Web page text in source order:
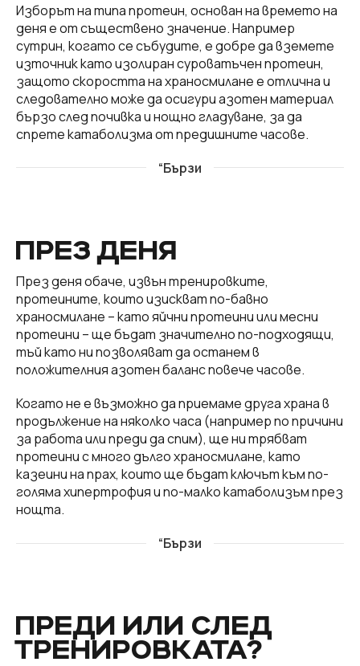
Изборът на типа протеин, основан на времето на
деня е от съществено значение. Например
сутрин, когато се събудите, е добре да вземете
източник като изолиран суроватъчен протеин,
защото скоростта на храносмилане е отлична и
следователно може да осигури азотен материал
бързо след почивка и нощно гладуване, за да
спрете катаболизма от предишните часове.
“Бързи
ПРЕЗ ДЕНЯ
През деня обаче, извън тренировките,
протеините, които изискват по-бавно
храносмилане – като яйчни протеини или месни
протеини – ще бъдат значително по-подходящи,
тъй като ни позволяват да останем в
положителния азотен баланс повече часове.
Когато не е възможно да приемаме друга храна в
продължение на няколко часа (например по причини
за работа или преди да спим), ще ни трябват
протеини с много дълго храносмилане, като
казеини на прах, които ще бъдат ключът към по-
голяма хипертрофия и по-малко катаболизъм през
нощта.
“Бързи
ПРЕДИ ИЛИ СЛЕД
ТРЕНИРОВКАТА?